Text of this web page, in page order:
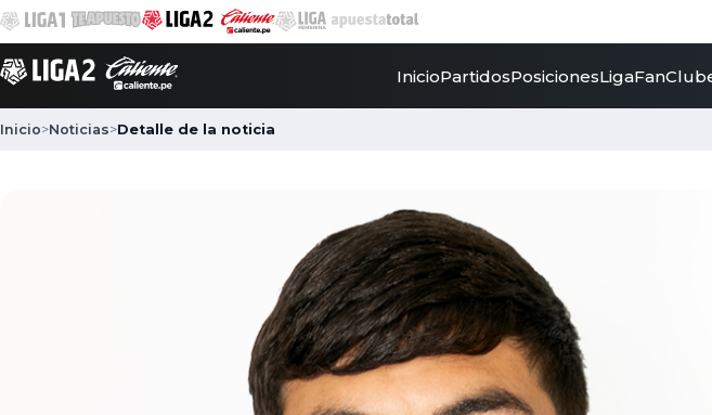
InicioPartidosPosicionesLigaFan
Inicio>Noticias>Detalle de la noticia